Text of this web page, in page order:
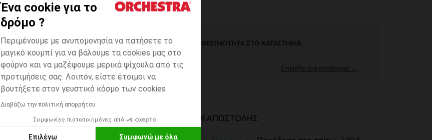
Ένα cookie για το
δρόμο ?
Περιμένουμε με ανυπομονησία να πατήσετε το
μαγικό κουμπί για να βάλουμε τα cookies μας στο
φούρνο και να μαζέψουμε μερικά ψίχουλα από τις
προτιμήσεις σας. Λοιπόν, είστε έτοιμοι να
βουτήξετε στον γευστικό κόσμο των cookies
Διαβάζω την πολιτική απορρήτου
Συμφωνίες πιστοποιημένες από
Επιλέγω Συμφωνώ με όλα
ΆΜΕΣΗ ΔΙΑΘΕΣΙΜΌΤΗΤΑ ΣΤΟ ΚΑΤΆΣΤΗΜΑ
Επιλέξτε ένα κατάστημα →
ΔΙΑΘΈΣΙΜΟΙ ΤΡΌΠΟΙ ΑΠΟΣΤΟΛΉΣ